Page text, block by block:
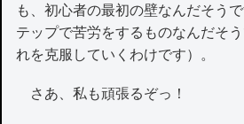
も、初心者の最初の壁なんだそう
テップで苦労をするものなんだそ
れを克服していくわけです）。
さあ、私も頑張るぞっ！